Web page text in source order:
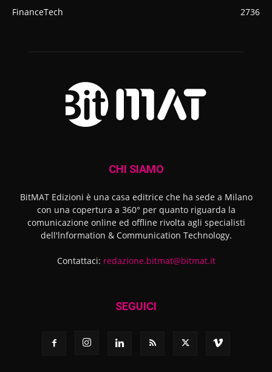
FinanceTech
2736
CHI SIAMO
BitMAT Edizioni è una casa editrice che ha sede a Milano
con una copertura a 360° per quanto riguarda la
comunicazione online ed offline rivolta agli specialisti
dell'lnformation & Communication Technology.
Contattaci: redazione.bitmat@bitmat.it
SEGUICI